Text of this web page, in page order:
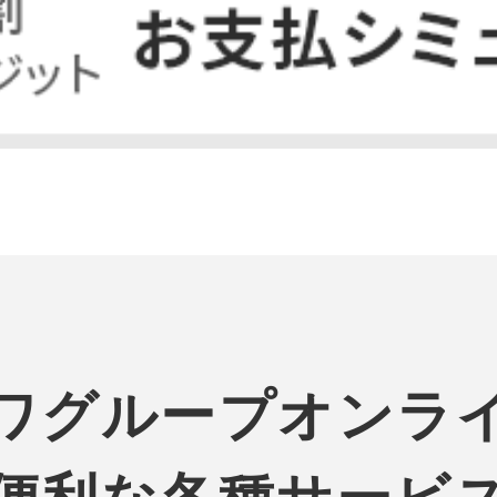
グループオンラ